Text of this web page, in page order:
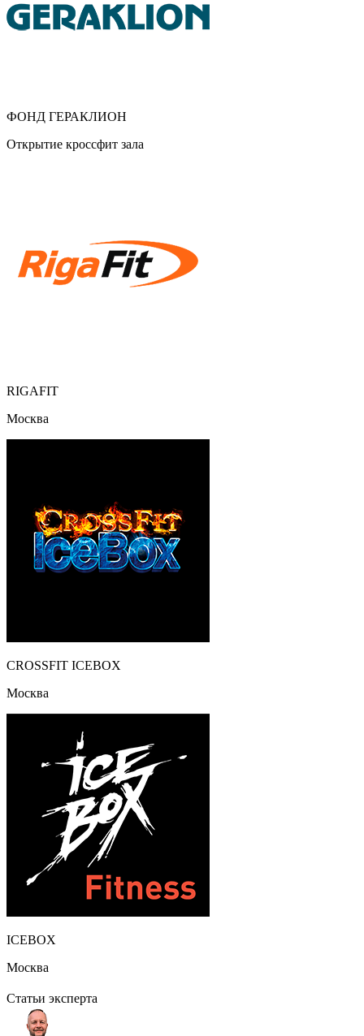
ФОНД ГЕРАКЛИОН
Открытие кроссфит зала
RIGAFIT
Москва
CROSSFIT ICEBOX
Москва
ICEBOX
Москва
Статьи эксперта